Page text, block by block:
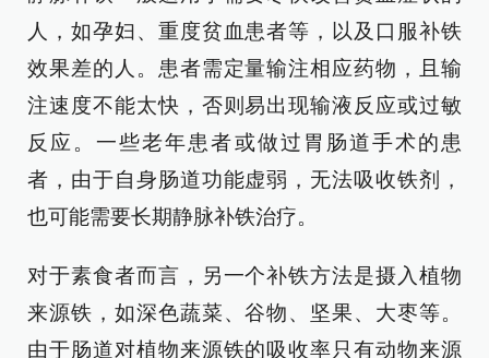
人，如孕妇、重度贫血患者等，以及口服补铁
效果差的人。患者需定量输注相应药物，且输
注速度不能太快，否则易出现输液反应或过敏
反应。一些老年患者或做过胃肠道手术的患
者，由于自身肠道功能虚弱，无法吸收铁剂，
也可能需要长期静脉补铁治疗。
对于素食者而言，另一个补铁方法是摄入植物
来源铁，如深色蔬菜、谷物、坚果、大枣等。
由于肠道对植物来源铁的吸收率只有动物来源